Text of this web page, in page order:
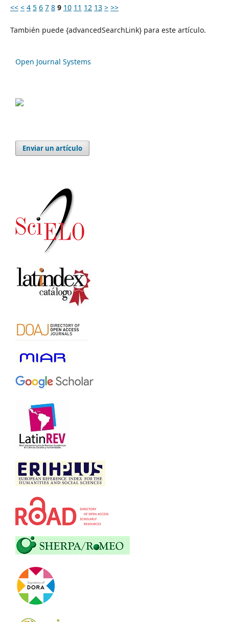
<< < 4 5 6 7 8 9 10 11 12 13 > >>
También puede {advancedSearchLink} para este artículo.
Open Journal Systems
Enviar un artículo